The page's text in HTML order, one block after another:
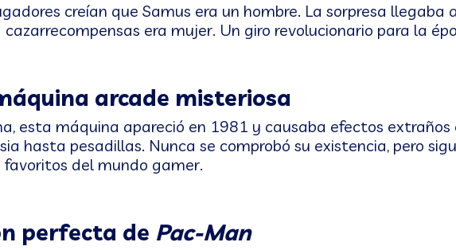
creían que Samus era un hombre. La sorpresa llegaba
era mujer. Un giro revolucionario para la
arcade misteriosa
esta máquina apareció en 1981 y causaba efectos extraños
hasta pesadillas. Nunca se comprobó su existencia, pero
del mundo gamer.
perfecta de Pac-Man